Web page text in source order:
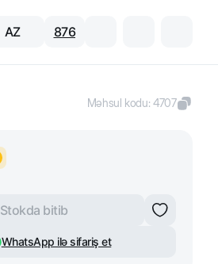
AZ 876
Məhsul kodu:4707
Stokda bitib
WhatsApp ilə sifariş et